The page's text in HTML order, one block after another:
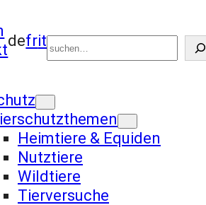
defrit
Heimtiere & Equiden
Nutztiere
Wildtiere
Tierversuche